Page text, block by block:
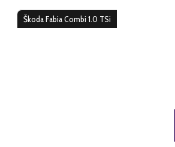
Škoda Fabia Combi 1.0 TSi